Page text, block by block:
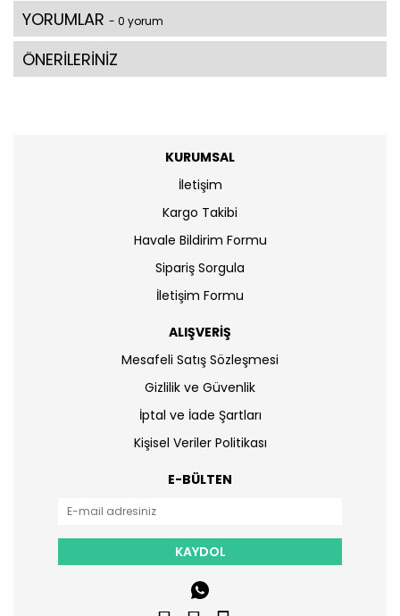
YORUMLAR - 0 yorum
ÖNERİLERİNİZ
KURUMSAL
İletişim
Kargo Takibi
Havale Bildirim Formu
Sipariş Sorgula
İletişim Formu
ALIŞVERİŞ
Mesafeli Satış Sözleşmesi
Gizlilik ve Güvenlik
İptal ve İade Şartları
Kişisel Veriler Politikası
E-BÜLTEN
KAYDOL